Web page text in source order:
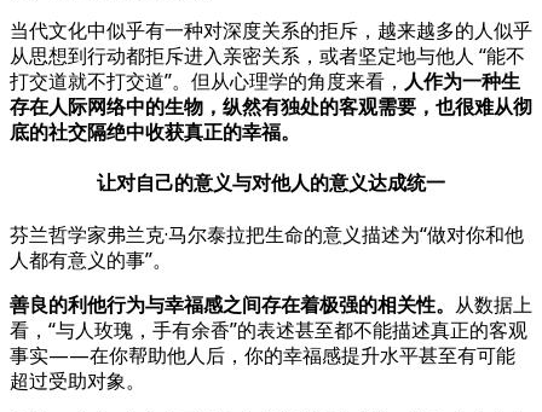
当代文化中似乎有一种对深度关系的拒斥，越来越多的人似乎
从思想到行动都拒斥进入亲密关系，或者坚定地与他人 “能不
打交道就不打交道”。但从心理学的角度来看， 人作为一种生
存在人际网络中的生物，纵然有独处的客观需要，也很难从彻
底的社交隔绝中收获真正的幸福。
让对自己的意义与对他人的意义达成统一
芬兰哲学家弗兰克·马尔泰拉把生命的意义描述为“做对你和他
人都有意义的事”。
善良的利他行为与幸福感之间存在着极强的相关性。
从数据上
看，“与人玫瑰，手有余香”的表述甚至都不能描述真正的客观
事实——在你帮助他人后，你的幸福感提升水平甚至有可能
超过受助对象。